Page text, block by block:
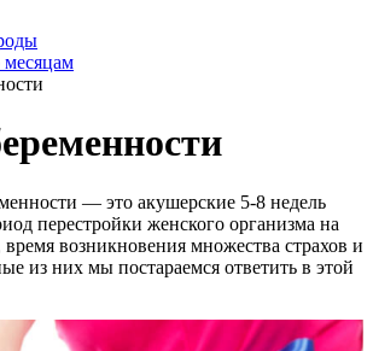
месяцам
— это акушерские 5-8 недель
перестройки женского организма на
возникновения множества страхов и
из них мы постараемся ответить в этой